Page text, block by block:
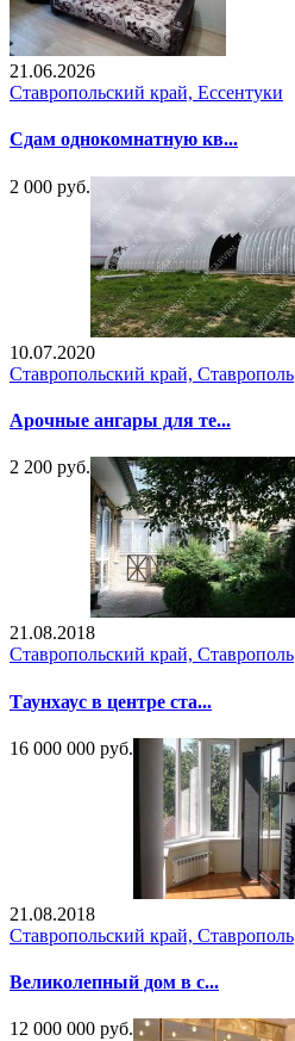
21.06.2026
Ставропольский край, Ессентуки
Сдам однокомнатную кв...
2 000 руб.
10.07.2020
Ставропольский край, Ставрополь
Арочные ангары для те...
2 200 руб.
21.08.2018
Ставропольский край, Ставрополь
Таунхаус в центре ста...
16 000 000 руб.
21.08.2018
Ставропольский край, Ставрополь
Великолепный дом в с...
12 000 000 руб.